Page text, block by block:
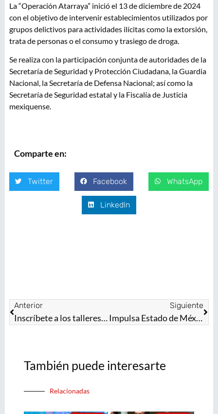
La “Operación Atarraya” inició el 13 de diciembre de 2024
con el objetivo de intervenir establecimientos utilizados por
grupos delictivos para actividades ilícitas como la extorsión,
trata de personas o el consumo y trasiego de droga.
Se realiza con la participación conjunta de autoridades de la
Secretaría de Seguridad y Protección Ciudadana, la Guardia
Nacional, la Secretaría de Defensa Nacional; así como la
Secretaría de Seguridad estatal y la Fiscalía de Justicia
mexiquense.
Comparte en:
Twitter Facebook WhatsApp
LinkedIn
Anterior
Inscríbete a los talleres artísticos de los museos de la Casa Toluca 1920 y de la Estampa ¡Son gratuitos!
Siguiente
Impulsa Estado de México interconexión con CDMX; obras del Tren Suburbano Lechería–AIFA tienen 80% de avance
También puede interesarte
Relacionadas